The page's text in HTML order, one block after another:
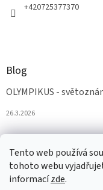
Tento web používá
tohoto webu
informacízde.
+420725377370
Blog
OLYMPIKUS -
26.3.2026